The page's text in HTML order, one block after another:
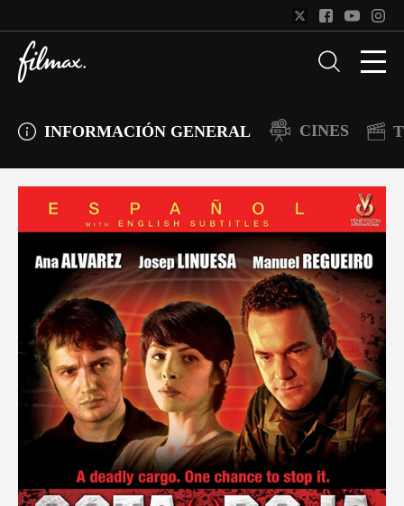
INFORMACIÓN GENERAL CINES